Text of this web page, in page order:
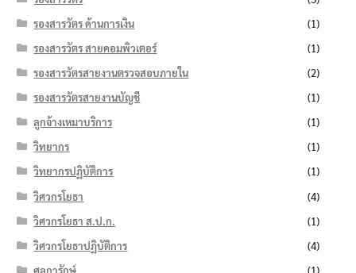
รองสารวัตร ด้านการเงิน
(1)
รองสารวัตร สายคอมพิวเตอร์
(1)
รองสารวัตรสายงานตรวจสอบภายใน
(2)
รองสารวัตรสายงานบัญชี
(1)
ลูกจ้างเหมาบริการ
(1)
วิทยากร
(1)
วิทยากรปฏิบัติการ
(1)
วิศวกรโยธา
(4)
วิศวกรโยธา ส.ป.ก.
(1)
วิศวกรโยธาปฏิบัติการ
(4)
ศุลการักษ์
(1)